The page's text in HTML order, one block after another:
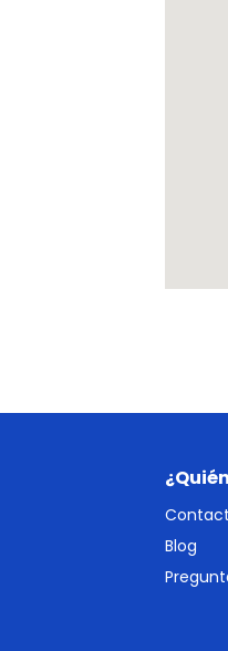
Blog